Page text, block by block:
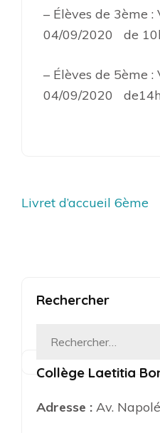
– Élèves de 3ème :
04/09/2020 de
– Élèves de 5ème :
04/09/2020
Navigation
Livret d’accueil 6ème
Rechercher
Rechercher :
Collège Laetitia
Adresse : Av.